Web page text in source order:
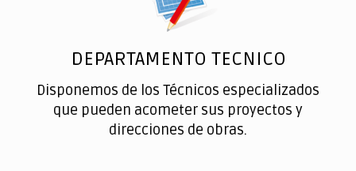
DEPARTAMENTO TECNICO
Disponemos de los Técnicos especializados
que pueden acometer sus proyectos y
direcciones de obras.